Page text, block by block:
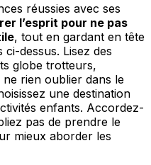
réussies avec ses
l’esprit pour ne pas
, tout en gardant en tête
ci-dessus. Lisez des
globe trotteurs,
rien oublier dans le
une destination
enfants. Accordez-
pas de prendre le
mieux aborder les